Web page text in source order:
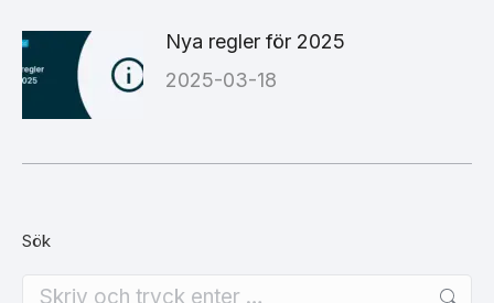
Nya regler för 2025
2025-03-18
Sök